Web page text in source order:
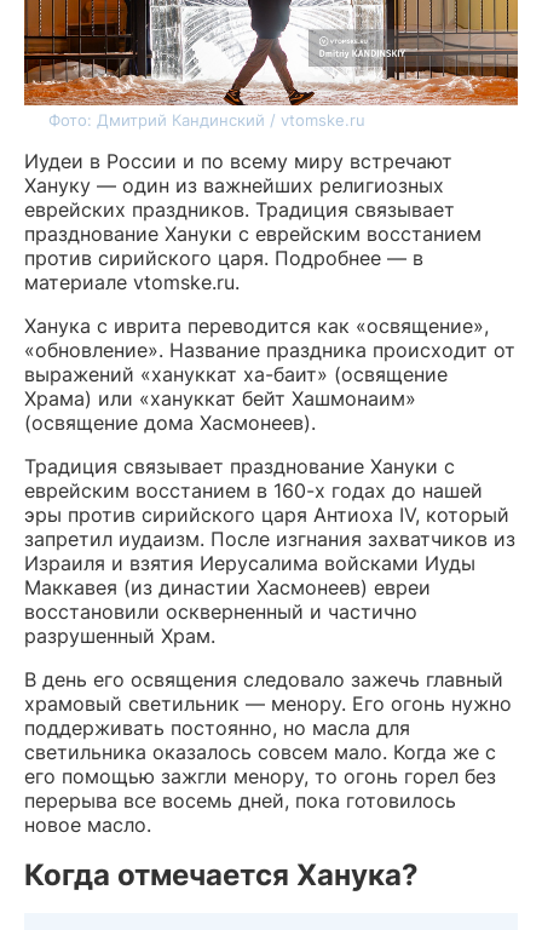
Фото: Дмитрий Кандинский / vtomske.ru
Иудеи в России и по всему миру встречают
Хануку — один из важнейших религиозных
еврейских праздников. Традиция связывает
празднование Хануки с еврейским восстанием
против сирийского царя. Подробнее — в
материале vtomske.ru.
Ханука с иврита переводится как «освящение»,
«обновление». Название праздника происходит от
выражений «хануккат ха-баит» (освящение
Храма) или «хануккат бейт Хашмонаим»
(освящение дома Хасмонеев).
Традиция связывает празднование Хануки с
еврейским восстанием в 160-х годах до нашей
эры против сирийского царя Антиоха IV, который
запретил иудаизм. После изгнания захватчиков из
Израиля и взятия Иерусалима войсками Иуды
Маккавея (из династии Хасмонеев) евреи
восстановили оскверненный и частично
разрушенный Храм.
В день его освящения следовало зажечь главный
храмовый светильник — менору. Его огонь нужно
поддерживать постоянно, но масла для
светильника оказалось совсем мало. Когда же с
его помощью зажгли менору, то огонь горел без
перерыва все восемь дней, пока готовилось
новое масло.
Когда отмечается Ханука?